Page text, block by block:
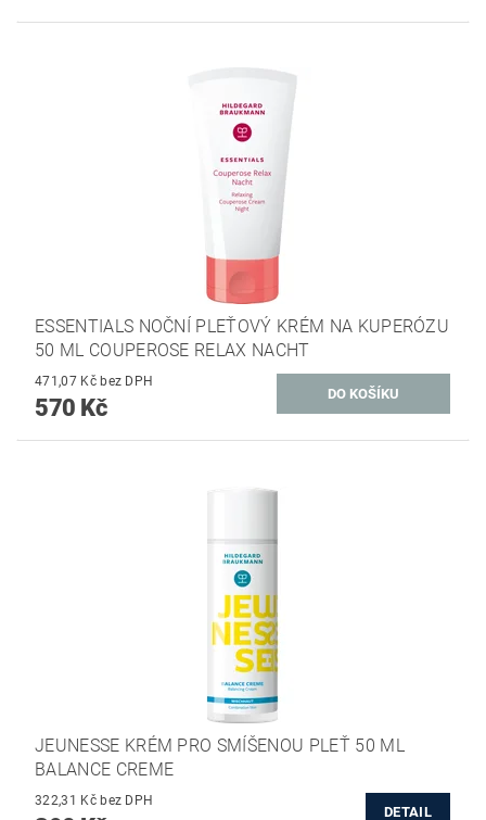
ESSENTIALS NOČNÍ PLEŤOVÝ KRÉM NA KUPERÓZU
50 ML COUPEROSE RELAX NACHT
471,07 Kč bez DPH
570 Kč
JEUNESSE KRÉM PRO SMÍŠENOU PLEŤ 50 ML
BALANCE CREME
322,31 Kč bez DPH
DETAIL